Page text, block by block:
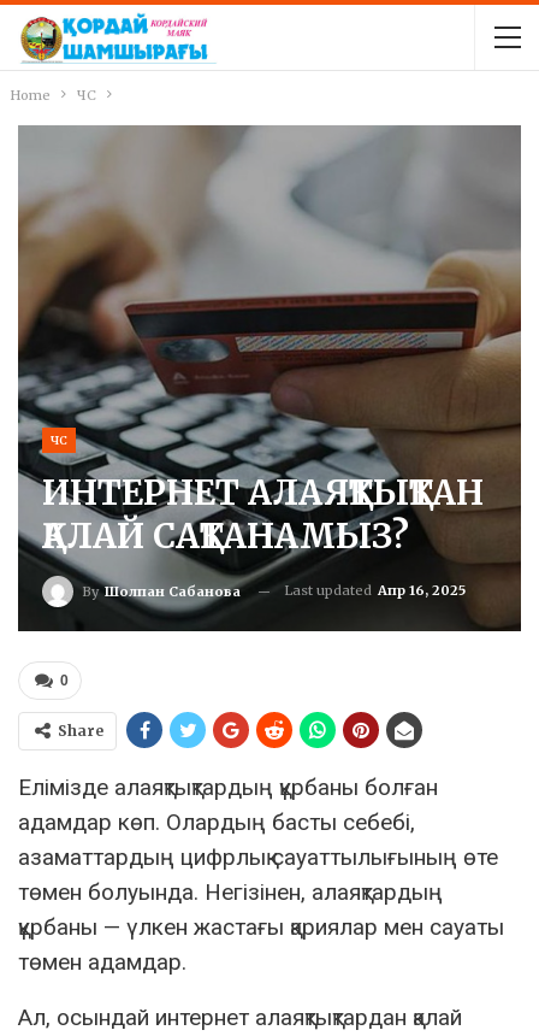
Home ЧС
ЧС
ИНТЕРНЕТ АЛАЯҚТЫҚТАН
ҚАЛАЙ САҚТАНАМЫЗ?
ByШолпан Сабанова Last updated Апр 16, 2025
0
Share
Елімізде алаяқтықтардың құрбаны болған
адамдар көп. Олардың басты себебі,
азаматтардың цифрлық сауаттылығының өте
төмен болуында. Негізінен, алаяқтардың
құрбаны — үлкен жастағы қариялар мен сауаты
төмен адамдар.
Ал, осындай интернет алаяқтықтардан қалай